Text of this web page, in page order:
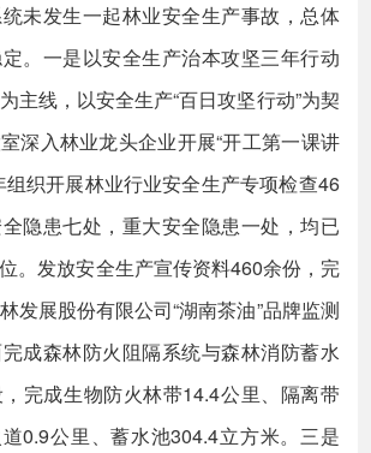
未发生一起林业安全生产事故，总体
。一是以安全生产治本攻坚三年行动
主线，以安全生产“百日攻坚行动”为契
深入林业龙头企业开展“开工第一课讲
组织开展林业行业安全生产专项检查46
隐患七处，重大安全隐患一处，均已
。发放安全生产宣传资料460余份，完
发展股份有限公司“湖南茶油”品牌监测
成森林防火阻隔系统与森林消防蓄水
完成生物防火林带14.4公里、隔离带
0.9公里、蓄水池304.4立方米。三是